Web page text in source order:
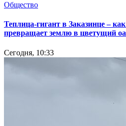
Общество
Теплица-гигант в Заказинце –
превращает землю в цветущий
Сегодня, 10:33